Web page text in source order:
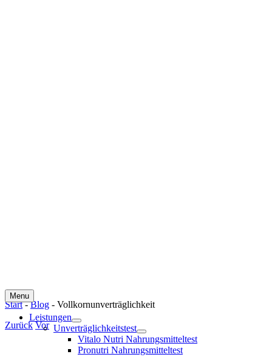
Menu
Leistungen
Unverträglichkeitstest
Vitalo Nutri Nahrungsmitteltest
Pronutri Nahrungsmitteltest
Start-Blog - Vollkornunverträglichkeit
Zurück Vor